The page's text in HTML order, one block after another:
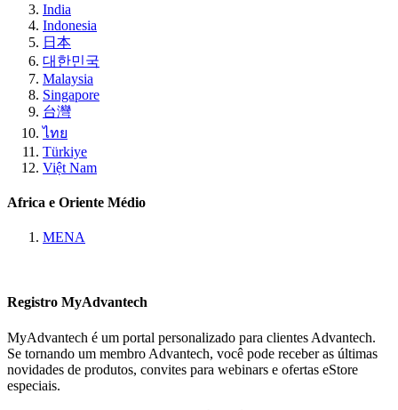
India
Indonesia
日本
대한민국
Malaysia
Singapore
台灣
ไทย
Türkiye
Việt Nam
Africa e Oriente Médio
MENA
Registro MyAdvantech
MyAdvantech é um portal personalizado para clientes Advantech.
Se tornando um membro Advantech, você pode receber as últimas
novidades de produtos, convites para webinars e ofertas eStore
especiais.